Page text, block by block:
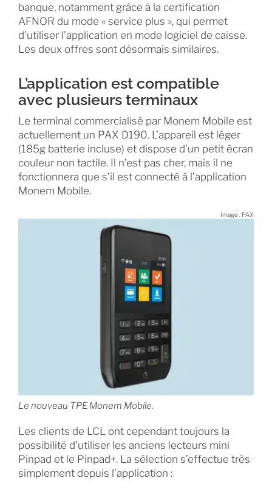
banque, notamment grâce à la certification
AFNOR du mode « service plus », qui permet
d’utiliser l’application en mode logiciel de caisse.
Les deux offres sont désormais similaires.
L’application est compatible
avec plusieurs terminaux
Le terminal commercialisé par Monem Mobile est
actuellement un PAX D190. L’appareil est léger
(185g batterie incluse) et dispose d’un petit écran
couleur non tactile. Il n’est pas cher, mais il ne
fonctionnera que s’il est connecté à l’application
Monem Mobile.
Image : PAX
Le nouveau TPE Monem Mobile.
Les clients de LCL ont cependant toujours la
possibilité d’utiliser les anciens lecteurs mini
Pinpad et le Pinpad+. La sélection s’effectue très
simplement depuis l’application :